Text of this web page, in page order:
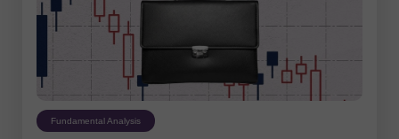
Fundamental Analysis